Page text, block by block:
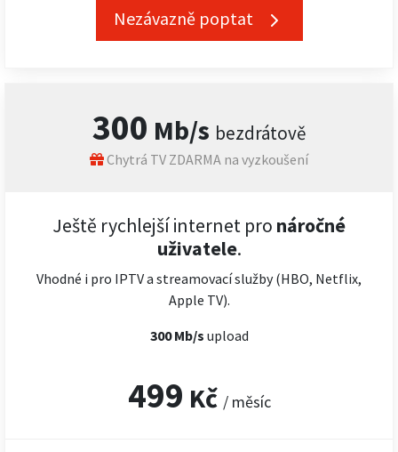
Nezávazně poptat
300 Mb/s bezdrátově
Chytrá TV ZDARMA na vyzkoušení
Ještě rychlejší internet pro náročné
uživatele.
Vhodné i pro IPTV a streamovací služby (HBO, Netflix,
Apple TV).
300 Mb/s upload
499 Kč / měsíc